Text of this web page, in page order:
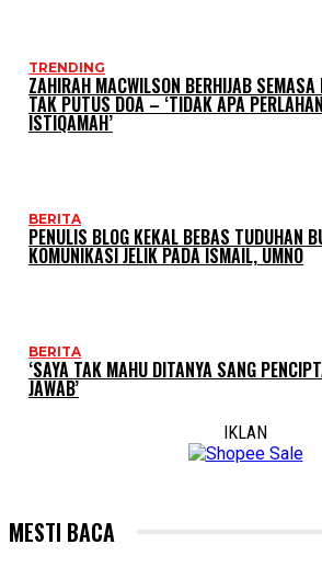
TRENDING
ZAHIRAH MACWILSON BERHIJAB SEMASA
TAK PUTUS DOA – ‘TIDAK APA
ISTIQAMAH’
BERITA
PENULIS BLOG KEKAL BEBAS TUDUHAN
KOMUNIKASI JELIK PADA ISMAIL, UMNO
BERITA
‘SAYA TAK MAHU DITANYA SANG
JAWAB’
IKLAN
MESTI BACA